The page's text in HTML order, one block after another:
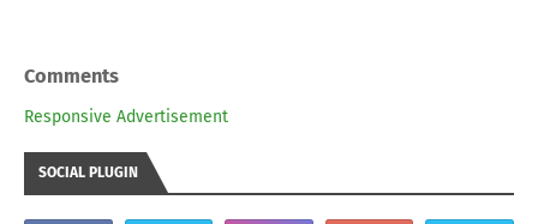
Comments
Responsive Advertisement
SOCIAL PLUGIN